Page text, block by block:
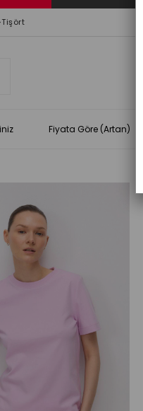
Tişört
Fiyata Göre (Artan)